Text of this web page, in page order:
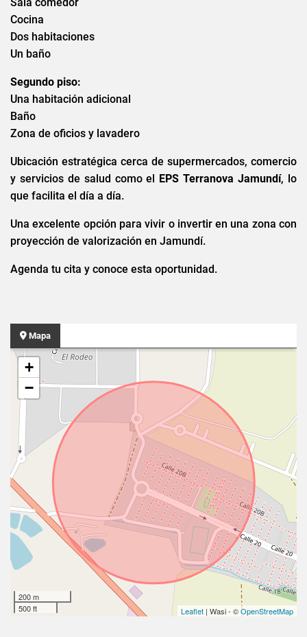
Cocina
Dos habitaciones
Un baño
Segundo piso:
Una habitación adicional
Baño
Zona de oficios y lavadero
Ubicación estratégica cerca de supermercados, comercio
y servicios de salud como el EPS Terranova Jamundí, lo
que facilita el día a día.
Una excelente opción para vivir o invertir en una zona con
proyección de valorización en Jamundí.
Agenda tu cita y conoce esta oportunidad.
Mapa
+
−
200 m
500 ft
Leaflet | Wasi - ©OpenStreetMap